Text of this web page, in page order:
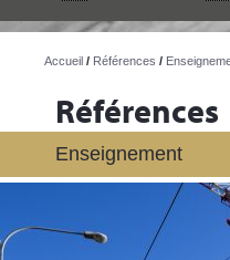
Accueil / Références /
Références
Enseignement